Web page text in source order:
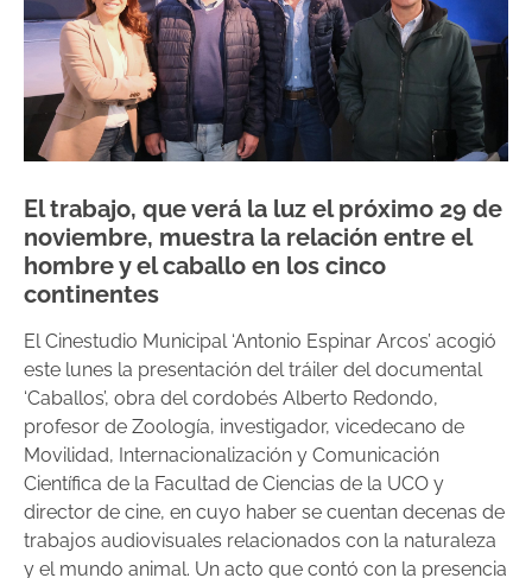
El trabajo, que verá la luz el próximo 29 de
noviembre, muestra la relación entre el
hombre y el caballo en los cinco
continentes
El Cinestudio Municipal ‘Antonio Espinar Arcos’ acogió
este lunes la presentación del tráiler del documental
‘Caballos’, obra del cordobés Alberto Redondo,
profesor de Zoología, investigador, vicedecano de
Movilidad, Internacionalización y Comunicación
Científica de la Facultad de Ciencias de la UCO y
director de cine, en cuyo haber se cuentan decenas de
trabajos audiovisuales relacionados con la naturaleza
y el mundo animal. Un acto que contó con la presencia